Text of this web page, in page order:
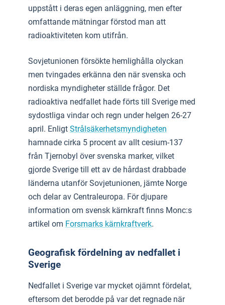
uppstått i deras egen anläggning, men efter
omfattande mätningar förstod man att
radioaktiviteten kom utifrån.
Sovjetunionen försökte hemlighålla olyckan
men tvingades erkänna den när svenska och
nordiska myndigheter ställde frågor. Det
radioaktiva nedfallet hade förts till Sverige med
sydostliga vindar och regn under helgen 26-27
april. Enligt Strålsäkerhetsmyndigheten
hamnade cirka 5 procent av allt cesium-137
från Tjernobyl över svenska marker, vilket
gjorde Sverige till ett av de hårdast drabbade
länderna utanför Sovjetunionen, jämte Norge
och delar av Centraleuropa. För djupare
information om svensk kärnkraft finns Monc:s
artikel om Forsmarks kärnkraftverk.
Geografisk fördelning av nedfallet i
Sverige
Nedfallet i Sverige var mycket ojämnt fördelat,
eftersom det berodde på var det regnade när